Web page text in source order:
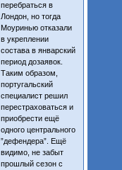
перебраться в
Лондон, но тогда
Моуринью отказали
в укреплении
состава в январский
период дозаявок.
Таким образом,
португальский
специалист решил
перестраховаться и
приобрести ещё
одного центрального
”дефендера”. Ещё
видимо, не забыт
прошлый сезон с